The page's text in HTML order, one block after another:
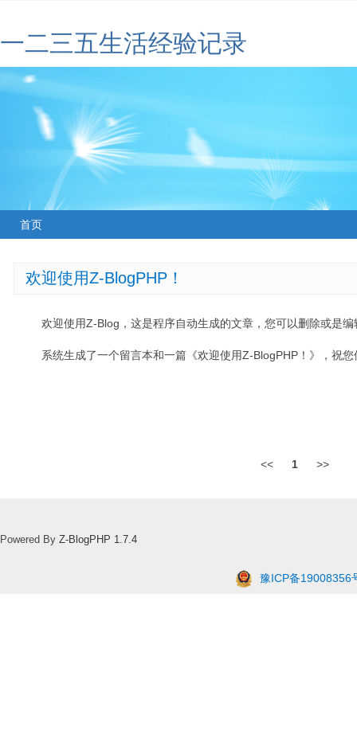
一二三五生活经验记录
首页
欢迎使用Z-BlogPHP！
欢迎使用Z-Blog，这是程序自动生成的文章，您可以删除或是编
系统生成了一个留言本和一篇《欢迎使用Z-BlogPHP！》，祝
<< 1 >>
Powered By Z-BlogPHP 1.7.4
豫ICP备19008356